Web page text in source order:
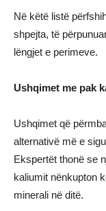
Në këtë listë
shpejta, të
lëngjet e perimeve.
Ushqimet me pak
Ushqimet që
alternativë më e
Ekspertët thonë se
kaliumit nënkupton
minerali në ditë.